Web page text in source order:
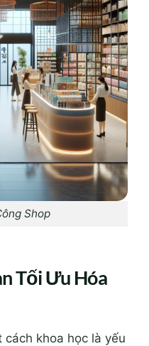
Shop
Tối Ưu Hóa
khoa học là yếu